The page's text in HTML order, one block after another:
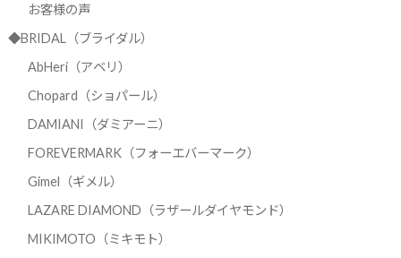
お客様の声
◆BRIDAL（ブライダル）
AbHeri（アベリ）
Chopard（ショパール）
DAMIANI（ダミアーニ）
FOREVERMARK（フォーエバーマーク）
Gimel（ギメル）
LAZARE DIAMOND（ラザールダイヤモンド）
MIKIMOTO（ミキモト）